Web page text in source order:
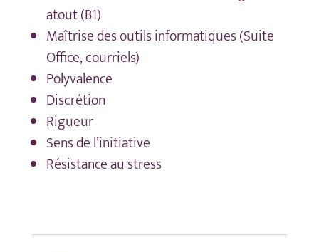
atout (B1)
Maîtrise des outils informatiques (Suite
Office, courriels)
Polyvalence
Discrétion
Rigueur
Sens de l’initiative
Résistance au stress